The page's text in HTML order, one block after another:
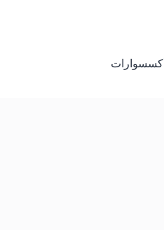
أكسسوارات